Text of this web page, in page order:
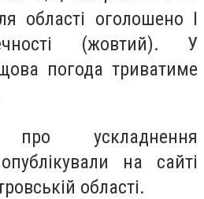
області оголошено I
(жовтий). У
погода триватиме
про ускладнення
на сайті
області.